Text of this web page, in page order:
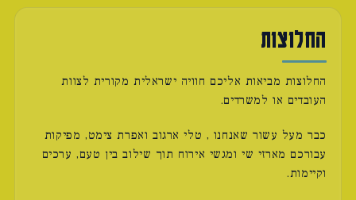
החלוצות
החלוצות מביאות אליכם חוויה ישראלית מקורית לצוות
העובדים או למשרדים.
כבר מעל עשור שאנחנו , טלי ארגוב ואפרת צימט, מפיקות
עבורכם מארזי שי ומגשי אירוח תוך שילוב בין טעם, ערכים
וקיימות.